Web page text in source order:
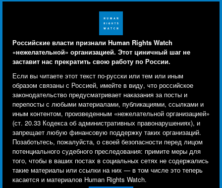
Российские власти признали Human Rights Watch
«нежелательной» организацией. Этот циничный шаг не
заставит нас прекратить свою работу по России.
Если вы читаете этот текст по-русски или тем или иным
образом связаны с Россией, имейте в виду, что российское
законодательство предусматривает наказания за посты и
перепосты с любыми материалами, публикациями, ссылками и
иным контентом, произведенным «нежелательной организацией»
(ст. 20.33 Кодекса об административных правонарушениях), и
запрещает любую финансовую поддержку таких организаций.
Позаботьтесь, пожалуйста, о своей безопасности перед лицом
потенциального судебного преследования: примите меры для
того, чтобы в ваших постах в социальных сетях не содержались
такие материалы или ссылки на них — в том числе это теперь
касается и материалов Human Rights Watch.
Свяжитесь с нами
menu
Заявление о политике конфиденциальности
Карта сайта
Text Version
© 2026 Human Rights Watch
Human Rights Watch| 350 Fifth Avenue, 34th Floor | New York,NY
10118-3299USA|t1.212.290.4700
Human Rights Watchis a 501(C)(3) nonprofit registered in the US
under EIN: 13-2875808
Human Rights Watch cookie preferences
Мы используем файлы cookie, технологии
отслеживания и сторонние аналитические
инструменты, чтобы лучше понять, кто посещает
сайт, и улучшить ваш опыт взаимодействия с ним.
Используя наш сайт, вы соглашаетесь с этим.
Ознакомьтесь с нашей политикой
конфиденциальности,чтобы узнать, для чего
используются файлы cookie и как изменить ваши
настройки.